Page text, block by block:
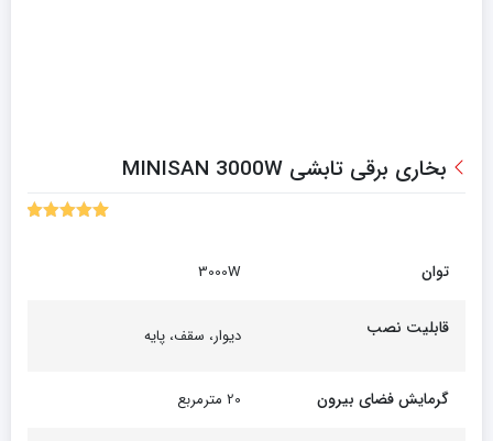
بخاری برقی تابشی MINISAN 3000W
توان
قابلیت نصب دیوار، سقف، پایه
گرمایش فضای بیرون